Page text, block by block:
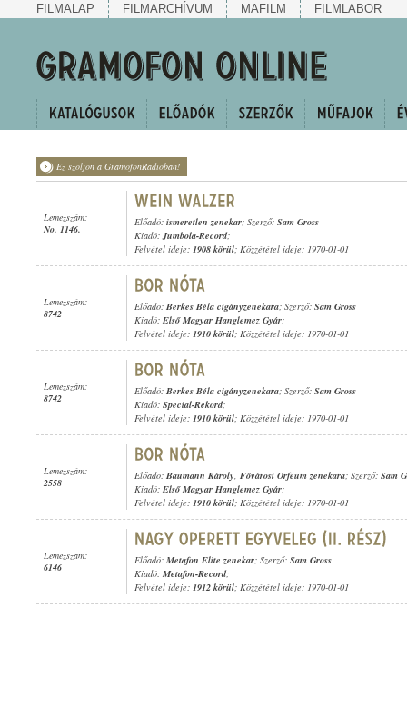
FILMALAP FILMARCHÍVUM MAFILM FILMLABOR
Ez szóljon a GramofonRádióban!
Lemezszám:
No. 1146.
Előadó: ismeretlen zenekar; Szerző: Sam Gross
Kiadó:Jumbola-Record;
Felvétel ideje: 1908 körül; Közzététel ideje: 1970-01-01
Lemezszám:
8742
Előadó: Berkes Béla cigányzenekara; Szerző: Sam Gross
Kiadó: Első Magyar Hanglemez Gyár;
Felvétel ideje: 1910 körül; Közzététel ideje: 1970-01-01
Lemezszám:
8742
Előadó: Berkes Béla cigányzenekara; Szerző: Sam Gross
Kiadó: Special-Rekord;
Felvétel ideje: 1910 körül; Közzététel ideje: 1970-01-01
Lemezszám:
2558
Előadó: Baumann Károly, Fővárosi Orfeum zenekara; Szerző: Sam
Kiadó: Első Magyar Hanglemez Gyár;
Felvétel ideje: 1910 körül; Közzététel ideje: 1970-01-01
Lemezszám:
6146
Előadó: Metafon Elite zenekar; Szerző: Sam Gross
Kiadó: Metafon-Record;
Felvétel ideje: 1912 körül; Közzététel ideje: 1970-01-01